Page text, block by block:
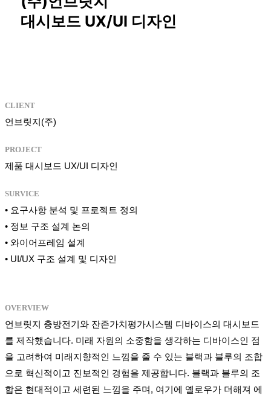
대시보드 UX/UI 디자인
CLIENT
언브릿지(주)
PROJECT
제품 대시보드 UX/UI 디자인
SURVICE
• 요구사항 분석 및 프로젝트 정의
• 정보 구조 설계 논의
• 와이어프레임 설계
• UI/UX 구조 설계 및 디자인
OVERVIEW
언브릿지 충방전기와 잔존가치평가시스템 디바이스의 대시보드
를 제작했습니다. 미래 자원의 소중함을 생각하는 디바이스인 점
을 고려하여 미래지향적인 느낌을 줄 수 있는 블랙과 블루의 조합
으로 혁신적이고 진보적인 경험을 제공합니다. 블랙과 블루의 조
합은 현대적이고 세련된 느낌을 주며, 여기에 옐로우가 더해져 에